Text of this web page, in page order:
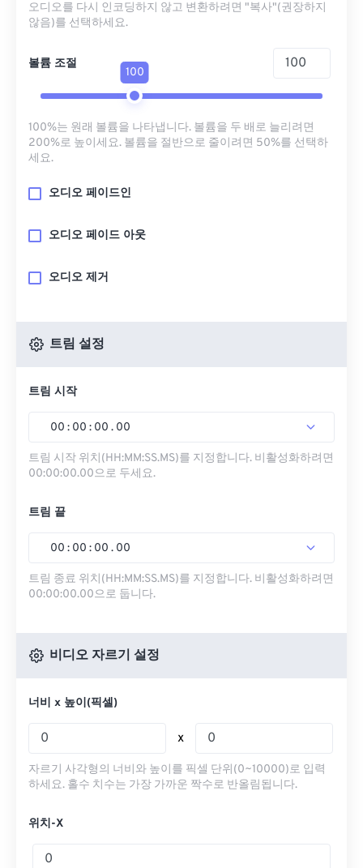
오디오를 다시 인코딩하지 않고 변환하려면 "복사"(권장하지
않음)를 선택하세요.
볼륨 조절
100
100%는 원래 볼륨을 나타냅니다. 볼륨을 두 배로 늘리려면
200%로 높이세요. 볼륨을 절반으로 줄이려면 50%를 선택하
세요.
오디오 페이드인
오디오 페이드 아웃
오디오 제거
트림 설정
트림 시작
00 : 00 : 00 . 00
트림 시작 위치(HH:MM:SS.MS)를 지정합니다. 비활성화하려면
00:00:00.00으로 두세요.
트림 끝
00 : 00 : 00 . 00
트림 종료 위치(HH:MM:SS.MS)를 지정합니다. 비활성화하려면
00:00:00.00으로 둡니다.
비디오 자르기 설정
너비 x 높이(픽셀)
x
자르기 사각형의 너비와 높이를 픽셀 단위(0~10000)로 입력
하세요. 홀수 치수는 가장 가까운 짝수로 반올림됩니다.
위치-X